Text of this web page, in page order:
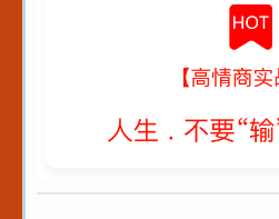
富二代装穷你们见
假戏假做_真热闹_